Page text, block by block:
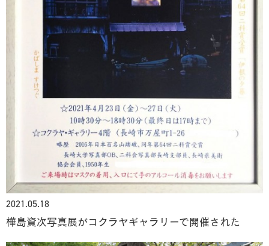
2021.05.18
樺島資次写真展がコクラヤギャラリーで開催された